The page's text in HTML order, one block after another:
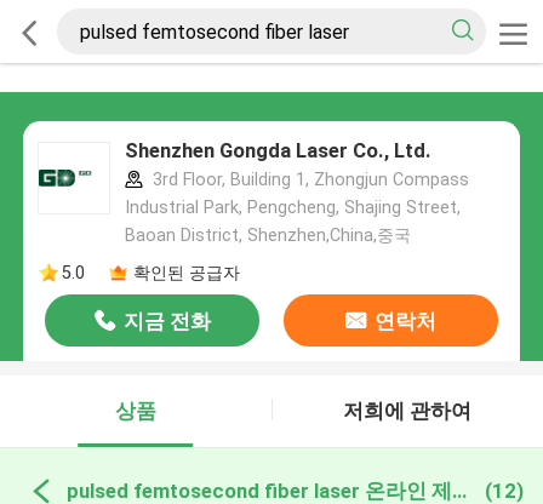
Shenzhen Gongda Laser Co., Ltd.
3rd Floor, Building 1, Zhongjun Compass
Industrial Park, Pengcheng, Shajing Street,
Baoan District, Shenzhen,China,중국
5.0
확인된 공급자
지금 전화 연락처
상품 저희에 관하여
pulsed femtosecond fiber laser 온라인 제조 (12)